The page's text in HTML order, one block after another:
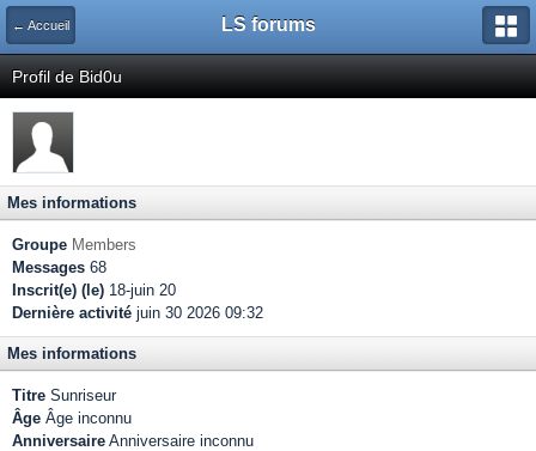
← Accueil LS forums
Profil de Bid0u
Mes informations
Groupe Members
Messages 68
Inscrit(e) (le) 18-juin 20
Dernière activité juin 30 2026 09:32
Mes informations
Titre Sunriseur
Âge Âge inconnu
Anniversaire Anniversaire inconnu